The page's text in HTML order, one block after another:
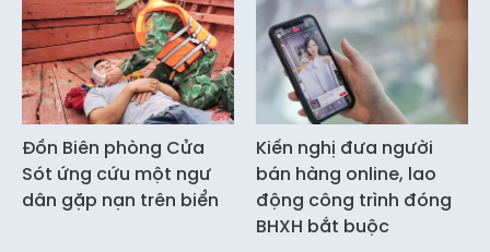
Đồn Biên phòng Cửa
Sót ứng cứu một ngư
dân gặp nạn trên biển
Kiến nghị đưa người
bán hàng online, lao
động công trình đóng
BHXH bắt buộc